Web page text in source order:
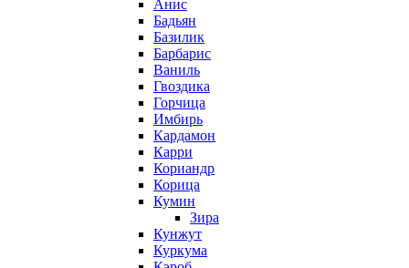
Анис
Бадьян
Базилик
Барбарис
Ваниль
Гвоздика
Горчица
Имбирь
Кардамон
Карри
Кориандр
Корица
Кумин
Зира
Кунжут
Куркума